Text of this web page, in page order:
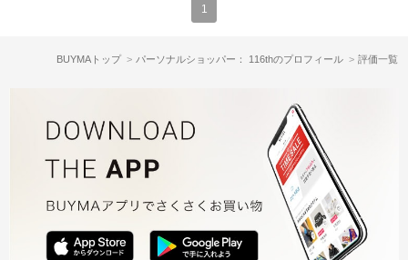
1
BUYMAトップ パーソナルショッパー： 116thのプロフィール 評価一覧